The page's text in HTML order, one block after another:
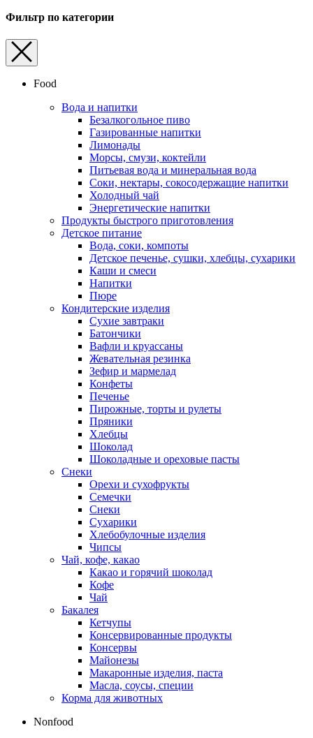
Фильтр по категории
Food
Вода и напитки
Безалкогольное пиво
Газированные напитки
Лимонады
Морсы, смузи, коктейли
Питьевая вода и минеральная вода
Соки, нектары, cокосодержащие напитки
Холодный чай
Энергетические напитки
Продукты быстрого приготовления
Детское питание
Вода, соки, компоты
Детское печенье, сушки, хлебцы, сухарики
Каши и смеси
Напитки
Пюре
Кондитерские изделия
Cухие завтраки
Батончики
Вафли и круассаны
Жевательная резинка
Зефир и мармелад
Конфеты
Печенье
Пирожные, торты и рулеты
Пряники
Хлебцы
Шоколад
Шоколадные и ореховые пасты
Снеки
Орехи и сухофрукты
Семечки
Снеки
Сухарики
Хлебобулочные изделия
Чипсы
Чай, кофе, какао
Какао и горячий шоколад
Кофе
Чай
Бакалея
Кетчупы
Консервированные продукты
Консервы
Майонезы
Макаронные изделия, паста
Масла, соусы, специи
Корма для животных
Nonfood